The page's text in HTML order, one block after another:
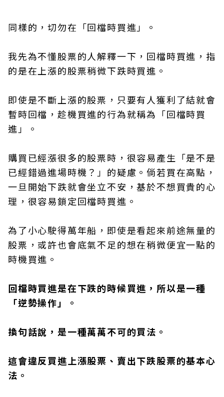
同樣的，切勿在「回檔時買進」。
我先為不懂股票的人解釋一下，回檔時買進，指
的是在上漲的股票稍微下跌時買進。
即使是不斷上漲的股票，只要有人獲利了結就會
暫時回檔，趁機買進的行為就稱為「回檔時買
進」。
購買已經漲很多的股票時，很容易產生「是不是
已經錯過進場時機？」的疑慮。倘若買在高點，
一旦開始下跌就會坐立不安，基於不想買貴的心
理，很容易鎖定回檔時買進。
為了小心駛得萬年船，即使是看起來前途無量的
股票，或許也會底氣不足的想在稍微便宜一點的
時機買進。
回檔時買進是在下跌的時候買進，所以是一種
「逆勢操作」。
換句話說，是一種萬萬不可的買法。
這會違反買進上漲股票、賣出下跌股票的基本心
法。